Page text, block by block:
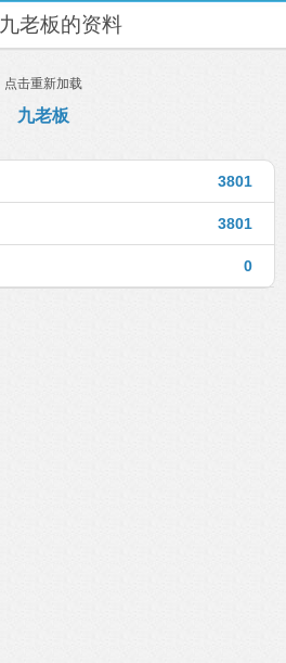
九老板的资料
点击重新加载
九老板
3801
3801
0